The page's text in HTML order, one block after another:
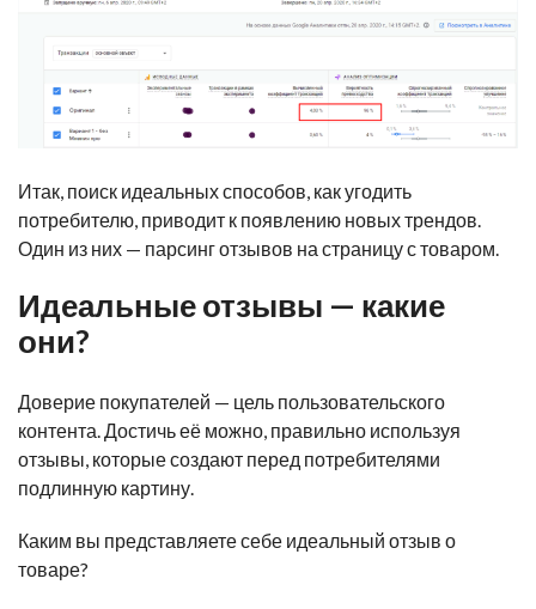
Итак, поиск идеальных способов, как угодить
потребителю, приводит к появлению новых трендов.
Один из них — парсинг отзывов на страницу с товаром.
Идеальные отзывы — какие
они?
Доверие покупателей — цель пользовательского
контента. Достичь её можно, правильно используя
отзывы, которые создают перед потребителями
подлинную картину.
Каким вы представляете себе идеальный отзыв о
товаре?